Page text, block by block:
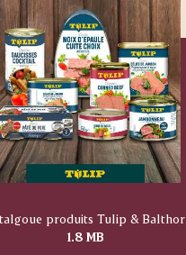
produits Tulip & Balthor
1.8 MB